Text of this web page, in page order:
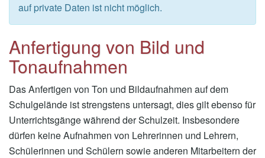
auf private Daten ist nicht möglich.
Anfertigung von Bild und
Tonaufnahmen
Das Anfertigen von Ton und Bildaufnahmen auf dem
Schulgelände ist strengstens untersagt, dies gilt ebenso für
Unterrichtsgänge während der Schulzeit. Insbesondere
dürfen keine Aufnahmen von Lehrerinnen und Lehrern,
Schülerinnen und Schülern sowie anderen Mitarbeitern der